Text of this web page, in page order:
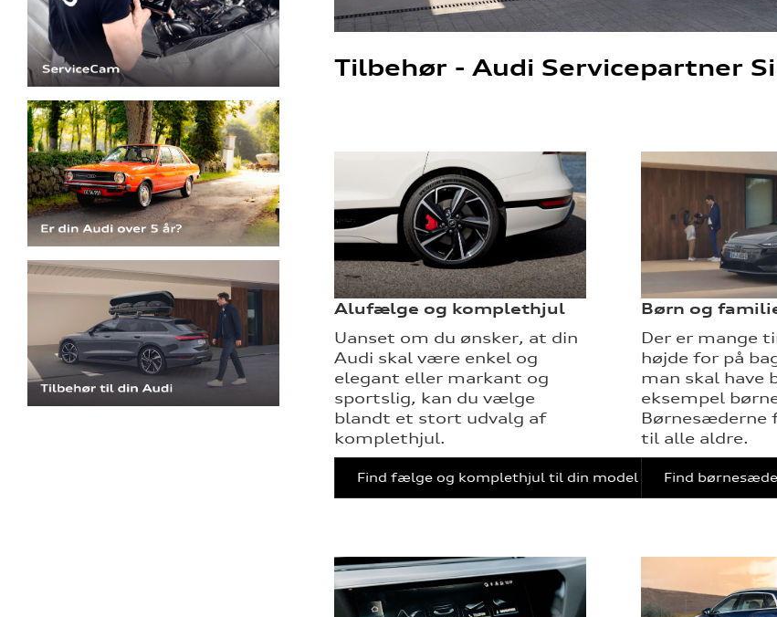
Tilbehør - Audi Servicepartner
Alufælge og komplethjul
Uanset om du ønsker, at din
Audi skal være enkel og
elegant eller markant og
sportslig, kan du vælge
blandt et stort udvalg af
komplethjul.
Find fælge og komplethjul til din model
Børn og
Der er mange
højde for på
man skal have
eksempel
Børnesæderne
til alle aldre.
Find